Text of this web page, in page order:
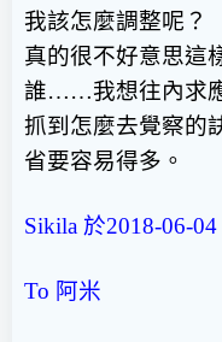
我該怎麼調整呢？
真的很不好意思這
誰……我想往內求
抓到怎麼去覺察
省要容易得多。
Sikila 於2018-06-
To 阿米